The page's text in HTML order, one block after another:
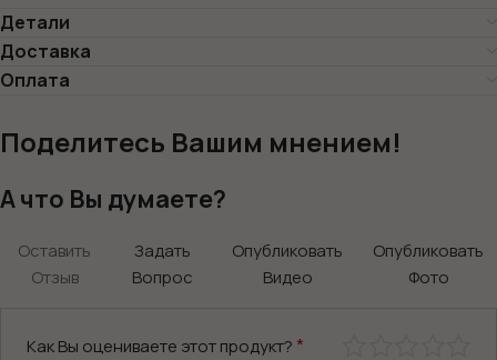
Детали
Доставка
Оплата
Поделитесь Вашим мнением!
А что Вы думаете?
Оставить
Отзыв
Задать
Вопрос
Опубликовать
Видео
Опубликовать
Фото
Как Вы оцениваете этот продукт? *